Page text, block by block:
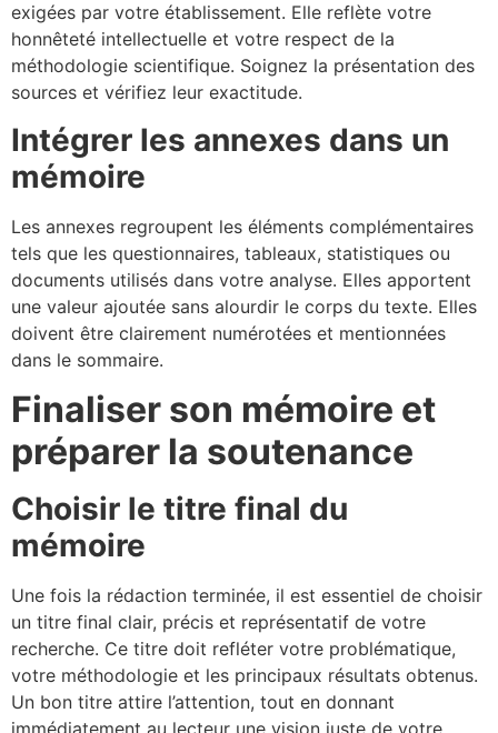
exigées par votre établissement. Elle reflète votre
honnêteté intellectuelle et votre respect de la
méthodologie scientifique. Soignez la présentation des
sources et vérifiez leur exactitude.
Intégrer les annexes dans un
mémoire
Les annexes regroupent les éléments complémentaires
tels que les questionnaires, tableaux, statistiques ou
documents utilisés dans votre analyse. Elles apportent
une valeur ajoutée sans alourdir le corps du texte. Elles
doivent être clairement numérotées et mentionnées
dans le sommaire.
Finaliser son mémoire et
préparer la soutenance
Choisir le titre final du
mémoire
Une fois la rédaction terminée, il est essentiel de choisir
un titre final clair, précis et représentatif de votre
recherche. Ce titre doit refléter votre problématique,
votre méthodologie et les principaux résultats obtenus.
Un bon titre attire l’attention, tout en donnant
immédiatement au lecteur une vision juste de votre